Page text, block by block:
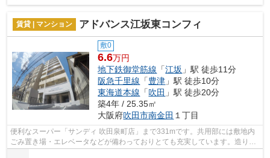
賃貸 | マンション アドバンス江坂東コンフィ
敷0
6.6万円
地下鉄御堂筋線 「江坂 」駅 徒歩11分
阪急千里線 「豊津 」駅 徒歩10分
東海道本線 「吹田 」駅 徒歩20分
築4年 / 25.35㎡
大阪府吹田市南金田 １丁目
便利なスーパー「サンディ 吹田泉町店」まで331mです。共用部には敷地内
ごみ置き場・エレベータなどが備わっておりとても充実しています。造りと